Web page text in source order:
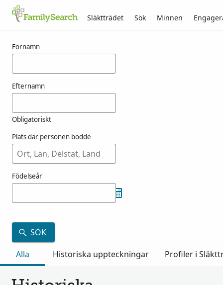
Släktträdet Sök Minnen
Förnamn
Efternamn
Obligatoriskt
Plats där personen bodde
Födelseår
SÖK
Alla
Historiska uppteckningar Profiler i